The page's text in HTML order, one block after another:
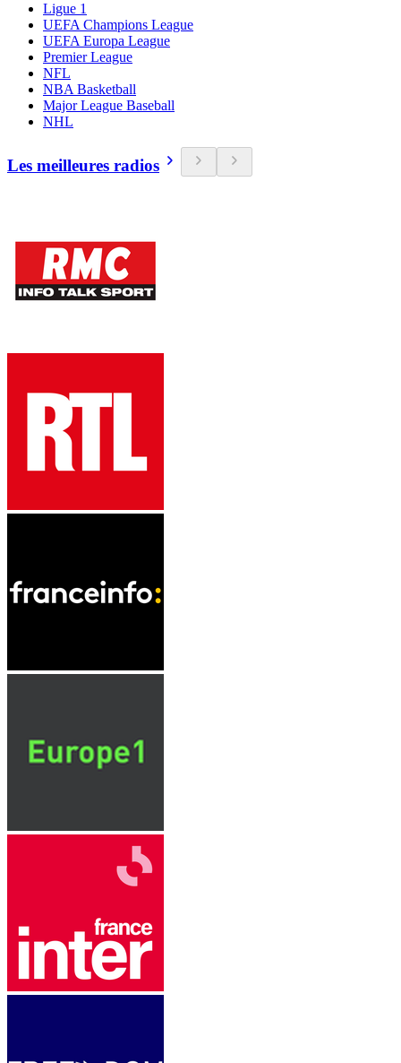
Ligue 1
UEFA Champions League
UEFA Europa League
Premier League
NFL
NBA Basketball
Major League Baseball
NHL
Les meilleures radios